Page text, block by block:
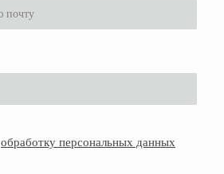
обработку персональных данных